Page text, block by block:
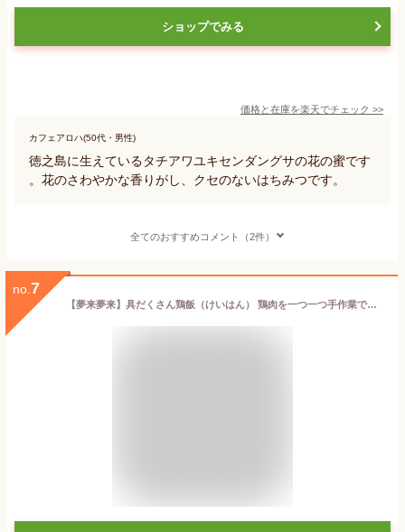
ショップでみる
価格と在庫を楽天でチェック >>
カフェアロハ(50代・男性)
徳之島に生えているタチアワユキセンダングサの花の蜜です
。花のさわやかな香りがし、クセのないはちみつです。
全てのおすすめコメント（2件）
no. 7
【夢来夢来】具だくさん鶏飯（けいはん） 鶏肉を一つ一つ手作業で裂いたこだわりの鶏飯 レトルト温めてご飯にかけるだけ！お手軽地元奄美の味 奄美大島 郷土料理 けいはんのもと 九州圏内の一部郵便局にて販売！